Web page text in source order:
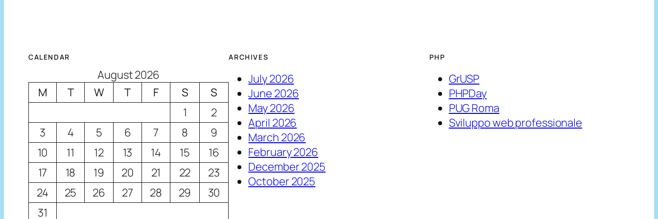
CALENDAR
August 2026
M
T W T F S
S
1
2
3
4 5 6 7 8
9
10
11 12 13 14 15
16
17
18 19 20 21 22
23
24
25 26 27 28 29
30
31
ARCHIVES
July 2026
June 2026
May 2026
April 2026
March 2026
February 2026
December 2025
October 2025
PHP
GrUSP
PHPDay
PUG Roma
Sviluppo web professionale